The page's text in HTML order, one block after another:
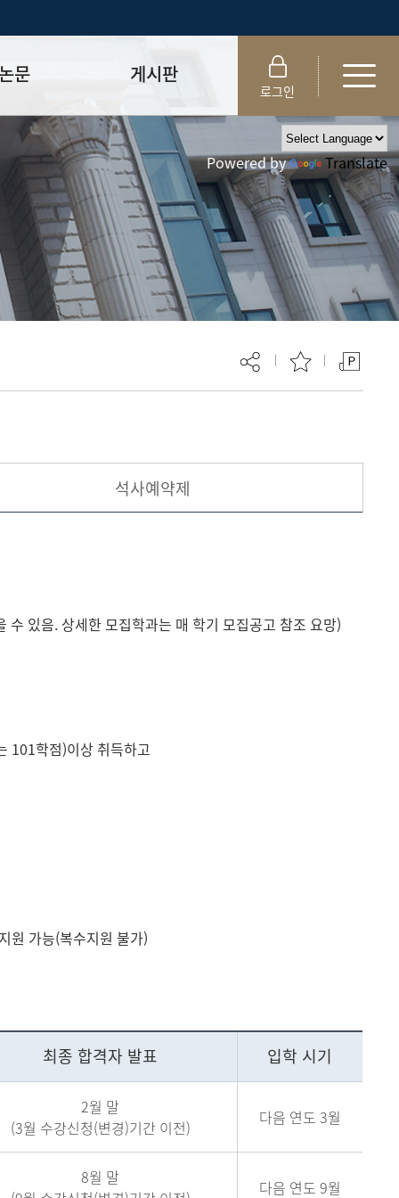
논문
출 절차/자격
및 템플릿
안심사
육 이수 안내
원회 규정
서
게시판
공지사항
자료실
FAQ
취업·모집 관련 공지
특강·프로그램 관련 공지
대학원생권리장전
대학원 총학생회
외국인 유학생 비자(VISA)
로그인
Powered by Translate
석사예약제
있음. 상세한 모집학과는 매 학기 모집공고 참조 요망)
101학점)이상 취득하고
원 가능(복수지원 불가)
최종 합격자 발표 입학 시기
2월 말
(3월 수강신청(변경)기간 이전)
다음 연도 3월
8월 말
다음 연도 9월